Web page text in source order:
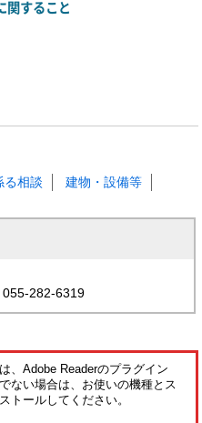
関すること
る相談 建物・設備等
055-282-6319
、Adobe Readerのプラグイン
ない場合は、お使いの機種とス
トールしてください。